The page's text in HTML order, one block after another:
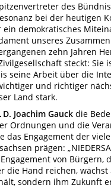
des
bei der heutigen
demokratisches
unseres
zehn Jahren
steckt: Sie
seine Arbeit über die
und richtiger
Land stark.
Joachim Gauck die
Ordnungen und die
das Engagement der
prägen:
von
die Hand reichen,
sondern ihm Zukunft